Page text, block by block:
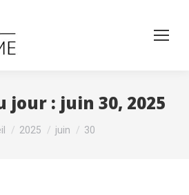
jour : juin 30, 2025
ici :
2025 juin 30